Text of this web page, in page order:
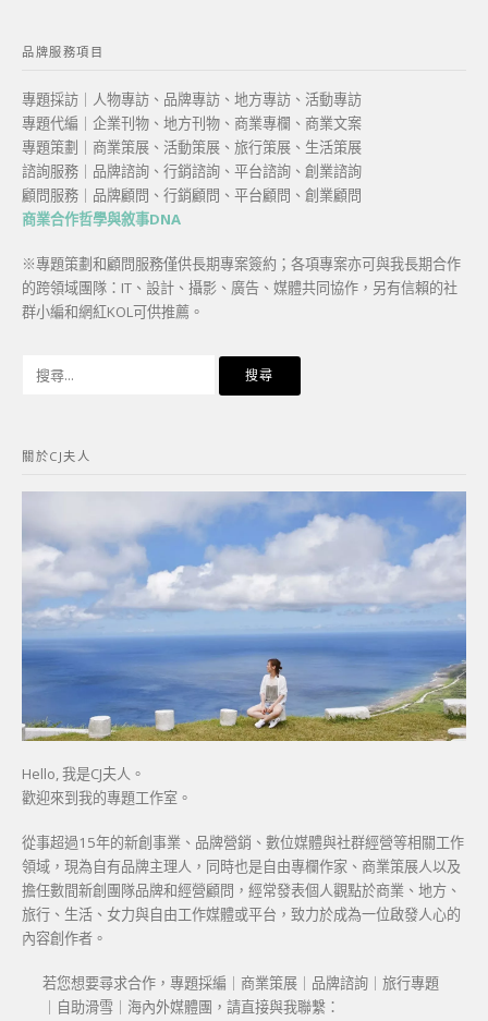
品牌服務項目
專題採訪｜人物專訪、品牌專訪、地方專訪、活動專訪
專題代編｜企業刊物、地方刊物、商業專欄、商業文案
專題策劃｜商業策展、活動策展、旅行策展、生活策展
諮詢服務｜品牌諮詢、行銷諮詢、平台諮詢、創業諮詢
顧問服務｜品牌顧問、行銷顧問、平台顧問、創業顧問
商業合作哲學與敘事DNA
※專題策劃和顧問服務僅供長期專案簽約；各項專案亦可與我長期合作
的跨領域團隊：IT、設計、攝影、廣告、媒體共同協作，另有信賴的社
群小編和網紅KOL可供推薦。
字:
關於CJ夫人
Hello, 我是CJ夫人。
歡迎來到我的專題工作室。
從事超過15年的新創事業、品牌營銷、數位媒體與社群經營等相關工作
領域，現為自有品牌主理人，同時也是自由專欄作家、商業策展人以及
擔任數間新創團隊品牌和經營顧問，經常發表個人觀點於商業、地方、
旅行、生活、女力與自由工作媒體或平台，致力於成為一位啟發人心的
內容創作者。
若您想要尋求合作，專題採編｜商業策展｜品牌諮詢｜旅行專題
｜自助滑雪｜海內外媒體團，請直接與我聯繫：